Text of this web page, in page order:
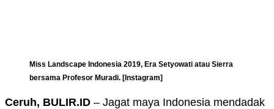
Miss Landscape Indonesia 2019, Era Setyowati atau Sierra
bersama Profesor Muradi. [Instagram]
Ceruh, BULIR.ID – Jagat maya Indonesia mendadak